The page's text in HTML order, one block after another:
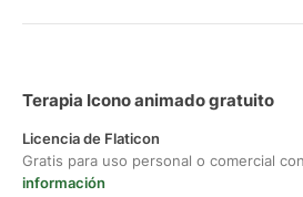
Terapia Icono animado gratuito
Licencia de Flaticon
Gratis para uso personal o comercial
información